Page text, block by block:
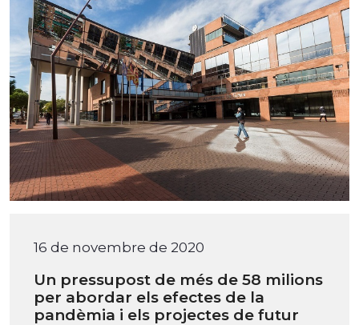
16 de novembre de 2020
Un pressupost de més de 58 milions
per abordar els efectes de la
pandèmia i els projectes de futur